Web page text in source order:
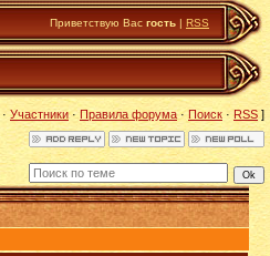
Приветствую Вас гость | RSS
· Участники·Правила форума·Поиск · RSS ]